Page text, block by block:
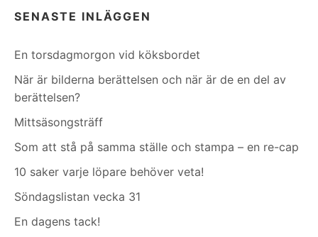
SENASTE INLÄGGEN
En torsdagmorgon vid köksbordet
När är bilderna berättelsen och när är de en del av
berättelsen?
Mittsäsongsträff
Som att stå på samma ställe och stampa – en re-cap
10 saker varje löpare behöver veta!
Söndagslistan vecka 31
En dagens tack!